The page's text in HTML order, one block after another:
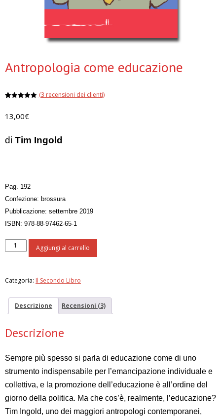
Antropologia come educazione
su base
(3 recensioni dei clienti)
13,00€
di Tim Ingold
Pag. 192
Confezione: brossura
Pubblicazione: settembre 2019
ISBN: 978-88-97462-65-1
Antropologia
come
Aggiungi al carrello
Categoria: Il Secondo Libro
Descrizione Recensioni (3)
Descrizione
Sempre più spesso si parla di educazione come di uno
strumento indispensabile per l’emancipazione individuale e
collettiva, e la promozione dell’educazione è all’ordine del
giorno della politica. Ma che cos’è, realmente, l’educazione?
Tim Ingold, uno dei maggiori antropologi contemporanei,